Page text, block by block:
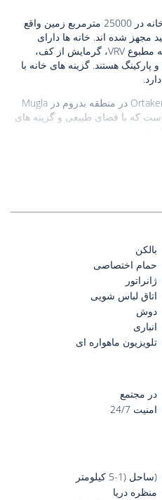
خانه ها در پروژه ای متشکل از 36 خانه در 25000 مترمربع زمین واقع
مجهز شده اند. خانه ها دارای
شومینه، سیستم خانه هوشمند، تهویه مطبوع VRV، گرمایش از کف،
استخر خصوصی، باغ، نگهبانی 24/7 و پارکینگ هستند. گزینه های خانه با
خانه های مستقل در منطقه Ortakentyahsi در منطقه بدروم در Mugla
که با فضای طبیعی و گزینه های
میلاس.
بالکن
حمام اختصاصی
ژانراتور
اتاق لباس شویی
دوش
انباری
تلویزیون ماهواره ای
در مجتمع
امنیت 24/7
(ساحل (1-5 کیلومتر
منظره دریا